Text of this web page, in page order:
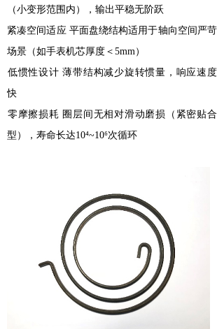
（小变形范围内），输出平稳无阶跃
‌紧凑空间适应‌ 平面盘绕结构适用于轴向空间严苛
场景（如手表机芯厚度＜5mm）
‌低惯性设计‌ 薄带结构减少旋转惯量，响应速度
快
‌零摩擦损耗‌ 圈层间无相对滑动磨损（紧密贴合
型），寿命长达10⁴~10⁶次循环